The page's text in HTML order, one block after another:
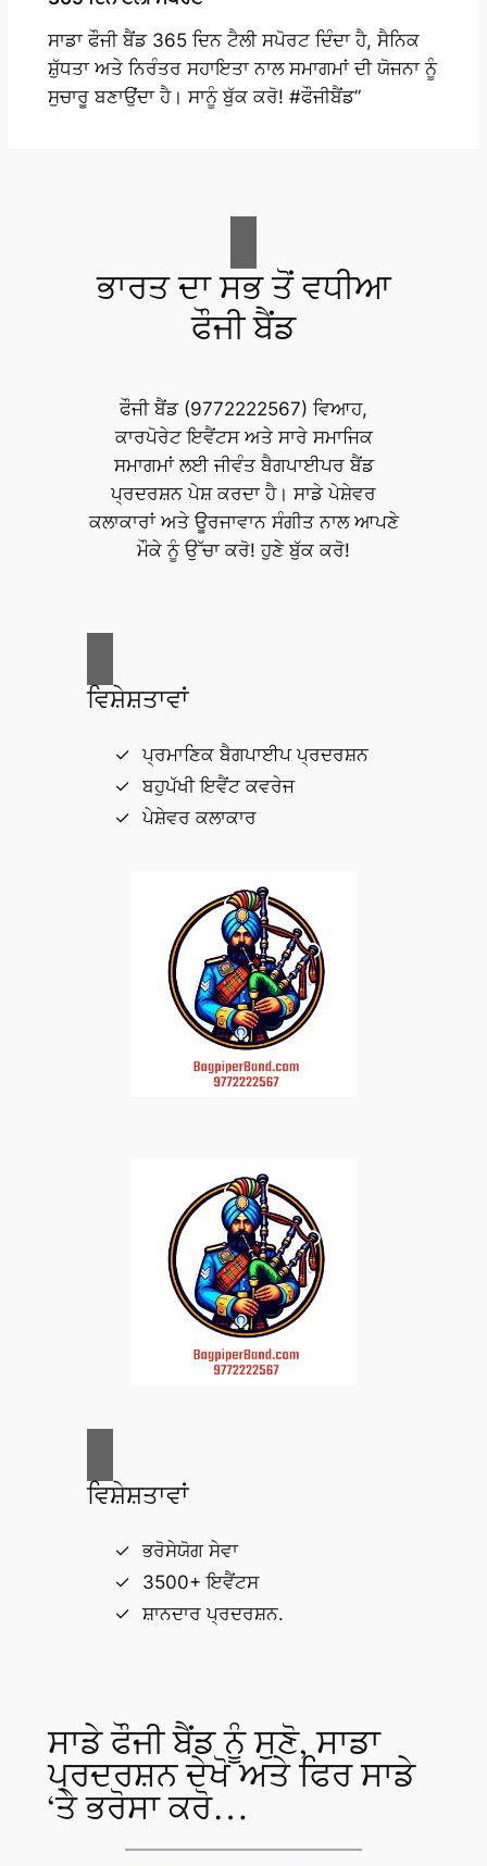
ਸਾਡਾ ਫੌਜੀ ਬੈਂਡ 365 ਦਿਨ ਟੈਲੀ ਸਪੋਰਟ ਦਿੰਦਾ ਹੈ, ਸੈਨਿਕ
ਸ਼ੁੱਧਤਾ ਅਤੇ ਨਿਰੰਤਰ ਸਹਾਇਤਾ ਨਾਲ ਸਮਾਗਮਾਂ ਦੀ ਯੋਜਨਾ ਨੂੰ
ਸੁਚਾਰੂ ਬਣਾਉਂਦਾ ਹੈ। ਸਾਨੂੰ ਬੁੱਕ ਕਰੋ! #ਫੌਜੀਬੈਂਡ”
ਭਾਰਤ ਦਾ ਸਭ ਤੋਂ ਵਧੀਆ
ਫੌਜੀ ਬੈਂਡ
ਫੌਜੀ ਬੈਂਡ (9772222567) ਵਿਆਹ,
ਕਾਰਪੋਰੇਟ ਇਵੈਂਟਸ ਅਤੇ ਸਾਰੇ ਸਮਾਜਿਕ
ਸਮਾਗਮਾਂ ਲਈ ਜੀਵੰਤ ਬੈਗਪਾਈਪਰ ਬੈਂਡ
ਪ੍ਰਦਰਸ਼ਨ ਪੇਸ਼ ਕਰਦਾ ਹੈ। ਸਾਡੇ ਪੇਸ਼ੇਵਰ
ਕਲਾਕਾਰਾਂ ਅਤੇ ਊਰਜਾਵਾਨ ਸੰਗੀਤ ਨਾਲ ਆਪਣੇ
ਮੌਕੇ ਨੂੰ ਉੱਚਾ ਕਰੋ! ਹੁਣੇ ਬੁੱਕ ਕਰੋ!
ਵਿਸ਼ੇਸ਼ਤਾਵਾਂ
ਪ੍ਰਮਾਣਿਕ ਬੈਗਪਾਈਪ ਪ੍ਰਦਰਸ਼ਨ
ਬਹੁਪੱਖੀ ਇਵੈਂਟ ਕਵਰੇਜ
ਪੇਸ਼ੇਵਰ ਕਲਾਕਾਰ
ਵਿਸ਼ੇਸ਼ਤਾਵਾਂ
ਭਰੋਸੇਯੋਗ ਸੇਵਾ
3500+ ਇਵੈਂਟਸ
ਸ਼ਾਨਦਾਰ ਪ੍ਰਦਰਸ਼ਨ.
ਸਾਡੇ ਫੌਜੀ ਬੈਂਡ ਨੂੰ ਸੁਣੋ, ਸਾਡਾ
ਪ੍ਰਦਰਸ਼ਨ ਦੇਖੋ ਅਤੇ ਫਿਰ ਸਾਡੇ
‘ਤੇ ਭਰੋਸਾ ਕਰੋ…